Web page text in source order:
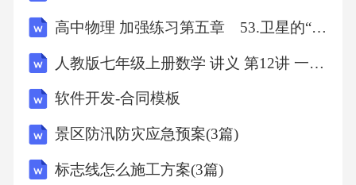
联使用，借助熔断器来进行短路保护。
市电设备材料负荷开关、隔离开关和断路器的
灭弧功能，但它的开断容量很小很有限。2、隔
离开关一般是不能能带负荷分断的，结构上没
有灭弧罩，但也有能分断负荷的隔离开关，只
高中物理 加强练习第五章 53.卫星的“追及相遇”问题
人教版七年级上册数学 讲义 第12讲 一元一次方程的实际应用讲义+练习（学生版）
软件开发-合同模板
景区防汛防灾应急预案(3篇)
标志线怎么施工方案(3篇)